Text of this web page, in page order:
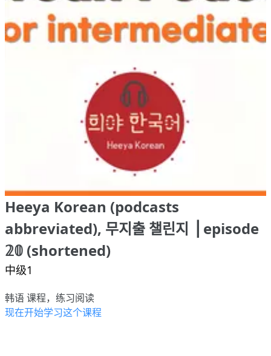
Heeya Korean (podcasts
abbreviated), 무지출 챌린지 ⎟ episode
𝟚𝟘 (shortened)
中级1
韩语 课程，练习阅读
现在开始学习这个课程